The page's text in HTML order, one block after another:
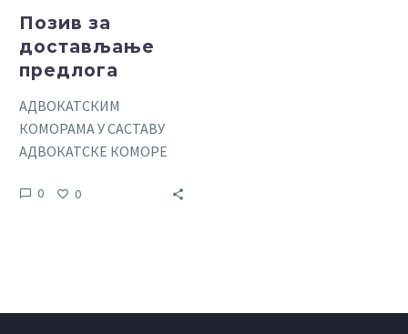
Позив за
достављање
предлога
АДВОКАТСКИМ
КОМОРАМА У САСТАВУ
АДВОКАТСКЕ КОМОРЕ
колеге, Управни одбор
wхатевер yоу wант то
0 0